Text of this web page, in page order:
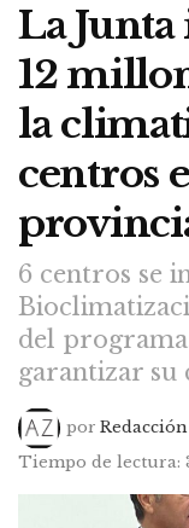
La
12
la
centros
6 centros se
del programa
garantizar
por Redacción
Tiempo de lectura: